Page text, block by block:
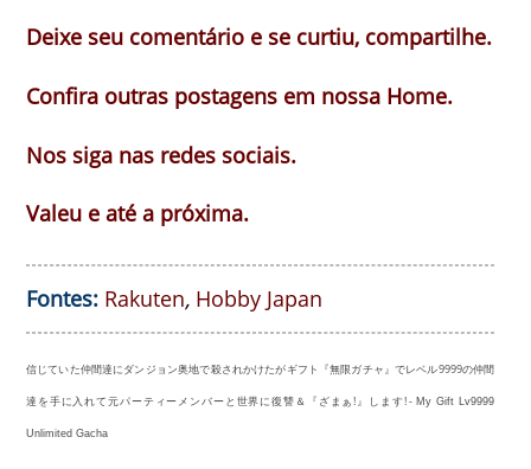
Deixe seu comentário e se curtiu, compartilhe.
Confira outras postagens em nossa Home.
Nos siga nas redes sociais.
Valeu e até a próxima.
Fontes: Rakuten, Hobby Japan
信じていた仲間達にダンジョン奥地で殺されかけたがギフト『無限ガチャ』でレベル9999の仲間
達を手に入れて元パーティーメンバーと世界に復讐＆『ざまぁ!』します! -My Gift Lv9999
Unlimited Gacha